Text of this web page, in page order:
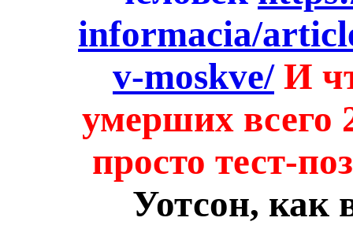
informacia/
v-moskve/ И
умерших всего
просто тест-
Уотсон, как